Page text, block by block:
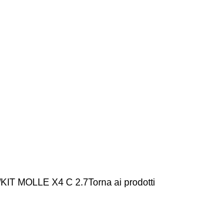
KIT MOLLE X4 C 2.7Torna ai prodotti